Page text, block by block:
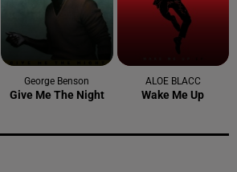
George Benson
Give Me The Night
ALOE BLACC
Wake Me Up